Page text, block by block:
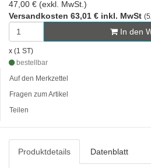
47,00 € (exkl. MwSt.)
Versandkosten 63,01 € inkl. MwSt
In den
x (1 ST)
bestellbar
Auf den Merkzettel
Fragen zum Artikel
Teilen
Produktdetails Datenblatt